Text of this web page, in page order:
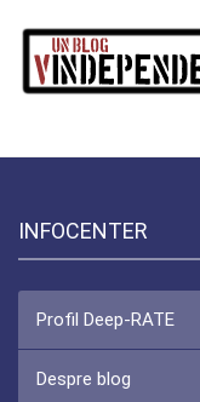
INFOCENTER
Profil Deep-RATE
Despre blog